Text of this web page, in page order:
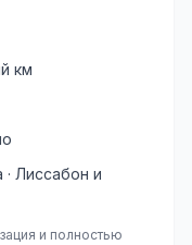
км
Лиссабон и
и полностью